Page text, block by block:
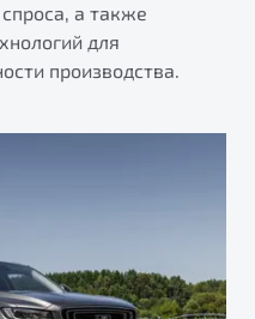
а также
для
производства.